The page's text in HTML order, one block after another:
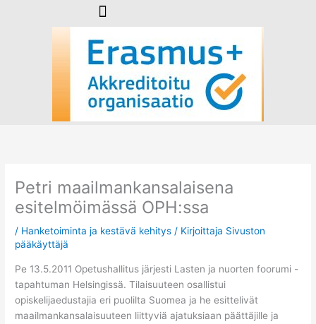
Petri maailmankansalaisena
esitelmöimässä OPH:ssa
/ Hanketoiminta ja kestävä kehitys / Kirjoittaja Sivuston
pääkäyttäjä
Pe 13.5.2011 Opetushallitus järjesti Lasten ja nuorten foorumi -
tapahtuman Helsingissä. Tilaisuuteen osallistui
opiskelijaedustajia eri puolilta Suomea ja he esittelivät
maailmankansalaisuuteen liittyviä ajatuksiaan päättäjille ja